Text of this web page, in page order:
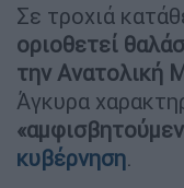
Σε τροχιά
οριοθετεί
την Ανατολική
Άγκυρα
κυβέρνηση.